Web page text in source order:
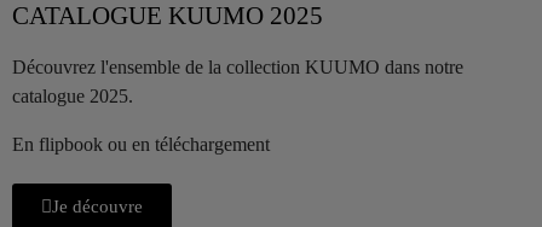
CATALOGUE KUUMO 2025
Découvrez l'ensemble de la collection KUUMO dans notre
catalogue 2025.
En flipbook ou en téléchargement
Je découvre